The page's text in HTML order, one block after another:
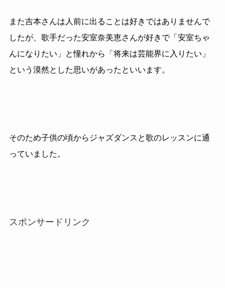
また吉本さんは人前に出ることは好きではありませんで
したが、歌手だった安室奈美恵さんが好きで「安室ちゃ
んになりたい」と憧れから「将来は芸能界に入りたい」
という漠然とした思いがあったといいます。
そのため子供の頃からジャズダンスと歌のレッスンに通
っていました。
スポンサードリンク